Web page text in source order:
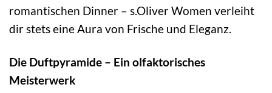
romantischen Dinner – s.Oliver Women verleiht
dir stets eine Aura von Frische und Eleganz.
Die Duftpyramide – Ein olfaktorisches
Meisterwerk